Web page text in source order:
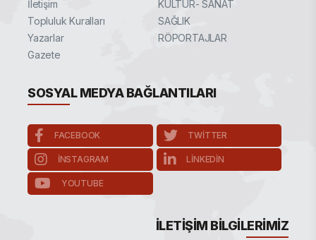
İletişim
Topluluk Kuralları
Yazarlar
Gazete
KÜLTÜR- SANAT
SAĞLIK
RÖPORTAJLAR
SOSYAL MEDYA BAĞLANTILARI
FACEBOOK TWITTER
INSTAGRAM LINKEDIN
YOUTUBE
İLETIŞIM BILGILERIMIZ